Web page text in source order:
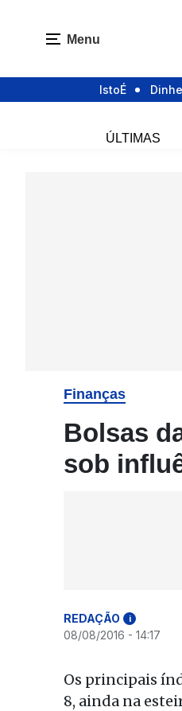
Menu
IstoÉ
ÚLTIMAS
Finanças
Bolsas
sob
REDAÇÃO i
08/08/2016 - 14:17
Os principais
8, ainda na